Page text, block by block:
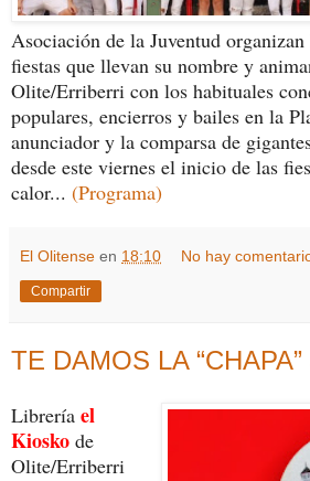
Asociación de la Juventud
fiestas que llevan su nombre y
Olite/Erriberri con los habituales
populares, encierros y bailes en la
anunciador y la comparsa de
desde este viernes el inicio de las
calor... (Programa)
El Olitense en 18:10 No hay
Compartir
TE DAMOS LA
Librería el
Kiosko de
Olite/Erriberri